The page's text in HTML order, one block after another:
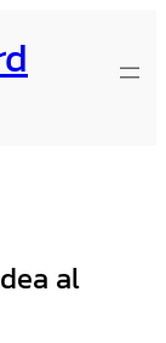
al